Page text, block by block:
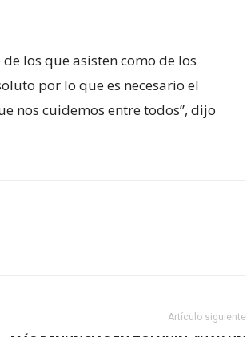
los que asisten como de los
por lo que es necesario el
nos cuidemos entre todos”, dijo
Artículo siguiente